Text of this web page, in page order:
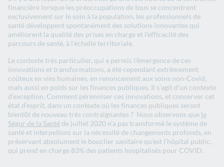
financière lorsque les préoccupations de tous se concentrent
exclusivement sur le soin à la population, les professionnels de
santé développent spontanément des solutions innovantes qui
améliorent la qualité des prises en charge et l’efficacité des
parcours de santé, à l’échelle territoriale.
Le contexte très particulier, qui a permis l’émergence de ces
innovations et transformations, a été cependant extrêmement
coûteux en vies humaines, en renoncement aux soins non-Covid,
mais aussi en poids sur les finances publiques. Il s’agit d’un contexte
d’exception. Comment pérenniser ces innovations, et conserver cet
état d’esprit, dans un contexte où les finances publiques seront
bientôt de nouveau très contraignantes ? Nous observons que le
Ségur de la Santéde juillet 2020 n’a pas transformé le système de
santé et interpellons sur la nécessité de changements profonds, en
préservant absolument le bouclier sanitaire qu’est l’hôpital public,
qui prend en charge 83% des patients hospitalisés pour COVID.